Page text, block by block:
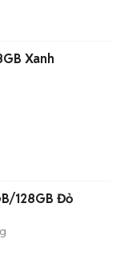
Xanh
128GB Đỏ